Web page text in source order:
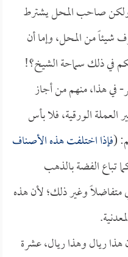
ولكن صاحب المحل يشترط
شيئاً من المحل، وإما أن
في ذلك سماحة الشيخ؟!
في هذا، منهم من أجاز
العملة الورقية، فلا بأس
(فإذا اختلفت هذه الأصناف
تباع الفضة بالذهب
متفاضلاً وغير ذلك؛ لأن هذه
ريال وهذا ريال، عشرة